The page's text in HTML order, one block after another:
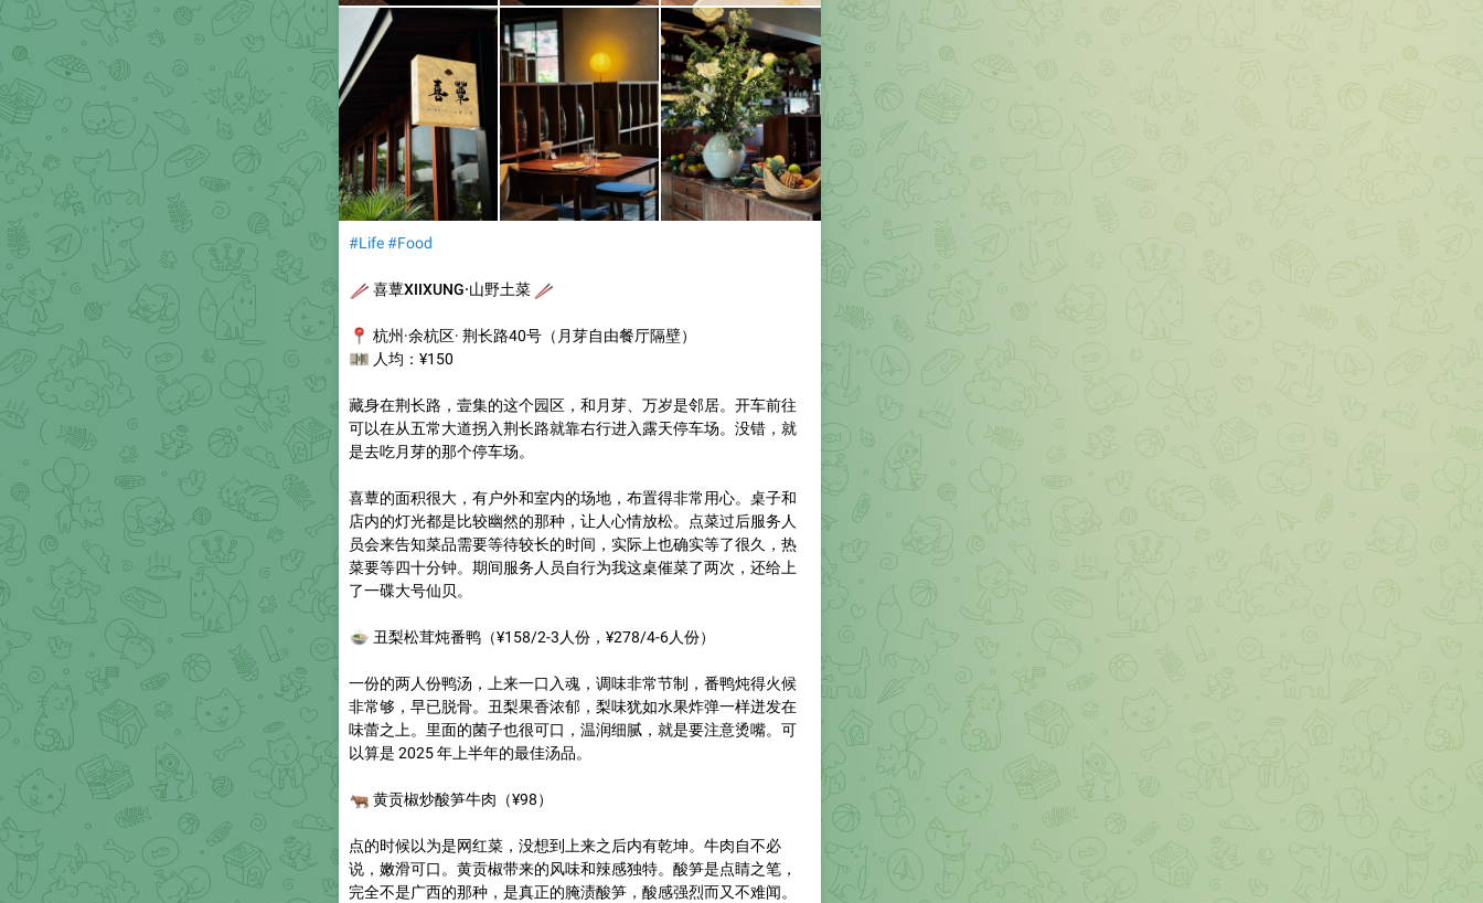
#Life#Food
🥢喜蕈XIIXUNG·山野土菜
🥢
📍杭州·余杭区· 荆长路40号（月芽自由餐厅隔壁）
💴人均：¥150
藏身在荆长路，壹集的这个园区，和月芽、万岁是邻居。开车前往
可以在从五常大道拐入荆长路就靠右行进入露天停车场。没错，就
是去吃月芽的那个停车场。
喜蕈的面积很大，有户外和室内的场地，布置得非常用心。桌子和
店内的灯光都是比较幽然的那种，让人心情放松。点菜过后服务人
员会来告知菜品需要等待较长的时间，实际上也确实等了很久，热
菜要等四十分钟。期间服务人员自行为我这桌催菜了两次，还给上
了一碟大号仙贝。
🍲丑梨松茸炖番鸭（¥158/2-3人份，¥278/4-6人份）
一份的两人份鸭汤，上来一口入魂，调味非常节制，番鸭炖得火候
非常够，早已脱骨。丑梨果香浓郁，梨味犹如水果炸弹一样迸发在
味蕾之上。里面的菌子也很可口，温润细腻，就是要注意烫嘴。可
以算是 2025 年上半年的最佳汤品。
🐂黄贡椒炒酸笋牛肉 （¥98）
点的时候以为是网红菜，没想到上来之后内有乾坤。牛肉自不必
说，嫩滑可口。黄贡椒带来的风味和辣感独特。酸笋是点睛之笔，
完全不是广西的那种，是真正的腌渍酸笋，酸感强烈而又不难闻。